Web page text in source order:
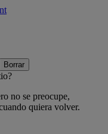
Borrar
no se preocupe,
quiera volver.